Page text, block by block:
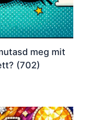
meg mit
(702)